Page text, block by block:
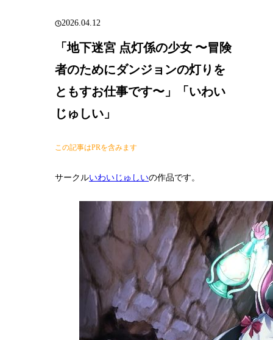
2026.04.12
「地下迷宮 点灯係の少女 〜冒険
者のためにダンジョンの灯りを
ともすお仕事です〜」「いわい
じゅしい」
この記事はPRを含みます
サークルいわいじゅしいの作品です。